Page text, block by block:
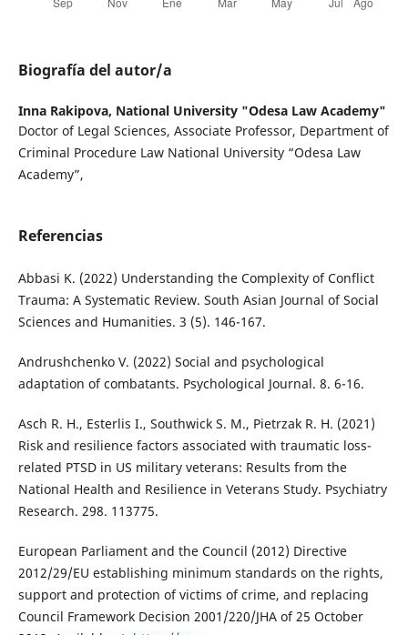
Biografía del autor/a
Inna Rakipova, National University "Odesa Law Academy"
Doctor of Legal Sciences, Associate Professor, Department of
Criminal Procedure Law National University “Odesa Law
Academy”,
Referencias
Abbasi K. (2022) Understanding the Complexity of Conflict
Trauma: A Systematic Review. South Asian Journal of Social
Sciences and Humanities. 3 (5). 146-167.
Andrushchenko V. (2022) Social and psychological
adaptation of combatants. Psychological Journal. 8. 6-16.
Asch R. H., Esterlis I., Southwick S. M., Pietrzak R. H. (2021)
Risk and resilience factors associated with traumatic loss-
related PTSD in US military veterans: Results from the
National Health and Resilience in Veterans Study. Psychiatry
Research. 298. 113775.
European Parliament and the Council (2012) Directive
2012/29/EU establishing minimum standards on the rights,
support and protection of victims of crime, and replacing
Council Framework Decision 2001/220/JHA of 25 October